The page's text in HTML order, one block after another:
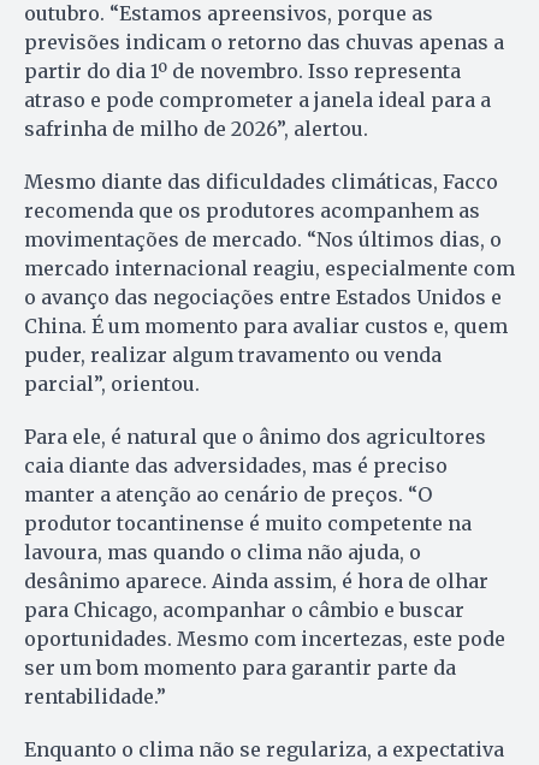
outubro. “Estamos apreensivos, porque as
previsões indicam o retorno das chuvas apenas a
partir do dia 1º de novembro. Isso representa
atraso e pode comprometer a janela ideal para a
safrinha de milho de 2026”, alertou.
Mesmo diante das dificuldades climáticas, Facco
recomenda que os produtores acompanhem as
movimentações de mercado. “Nos últimos dias, o
mercado internacional reagiu, especialmente com
o avanço das negociações entre Estados Unidos e
China. É um momento para avaliar custos e, quem
puder, realizar algum travamento ou venda
parcial”, orientou.
Para ele, é natural que o ânimo dos agricultores
caia diante das adversidades, mas é preciso
manter a atenção ao cenário de preços. “O
produtor tocantinense é muito competente na
lavoura, mas quando o clima não ajuda, o
desânimo aparece. Ainda assim, é hora de olhar
para Chicago, acompanhar o câmbio e buscar
oportunidades. Mesmo com incertezas, este pode
ser um bom momento para garantir parte da
rentabilidade.”
Enquanto o clima não se regulariza, a expectativa